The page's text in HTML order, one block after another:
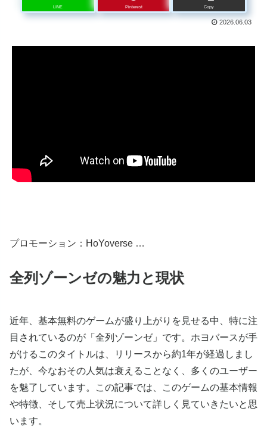
LINE Pinterest Copy
2026.06.03
プロモーション：HoYoverse …
全列ゾーンゼの魅力と現状
近年、基本無料のゲームが盛り上がりを見せる中、特に注
目されているのが「全列ゾーンゼ」です。ホヨバースが手
がけるこのタイトルは、リリースから約1年が経過しまし
たが、今なおその人気は衰えることなく、多くのユーザー
を魅了しています。この記事では、このゲームの基本情報
や特徴、そして売上状況について詳しく見ていきたいと思
います。